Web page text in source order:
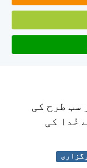
سب طرح کی
خُدا کی